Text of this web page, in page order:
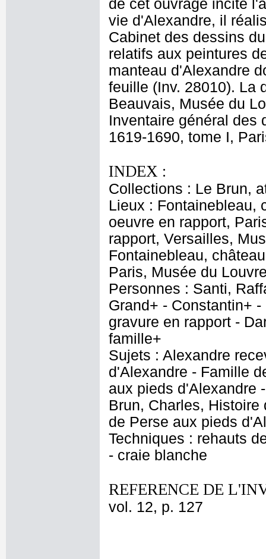
de cet ouvrage incite
vie d'Alexandre, il
Cabinet des dessins
relatifs aux peintures
manteau d'Alexandre
feuille (Inv. 28010). La
Beauvais, Musée du
Inventaire général des
1619-1690, tome I,
INDEX :
Collections : Le Brun,
Lieux : Fontainebleau,
oeuvre en rapport,
rapport, Versailles,
Fontainebleau,
Paris, Musée du
Personnes : Santi,
Grand+ - Constantin+
gravure en rapport -
famille+
Sujets : Alexandre
d'Alexandre - Famille
aux pieds d'Alexandre
Brun, Charles,
de Perse aux pieds
Techniques : rehauts
- craie blanche
REFERENCE DE
vol. 12, p. 127